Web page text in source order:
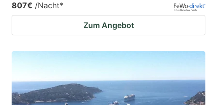
807€ /Nacht*
Zum Angebot